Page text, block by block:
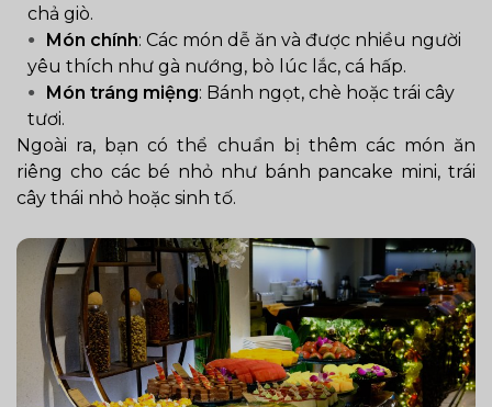
chả giò.
Món chính: Các món dễ ăn và được nhiều người
yêu thích như gà nướng, bò lúc lắc, cá hấp.
Món tráng miệng: Bánh ngọt, chè hoặc trái cây
tươi.
Ngoài ra, bạn có thể chuẩn bị thêm các món ăn
riêng cho các bé nhỏ như bánh pancake mini, trái
cây thái nhỏ hoặc sinh tố.